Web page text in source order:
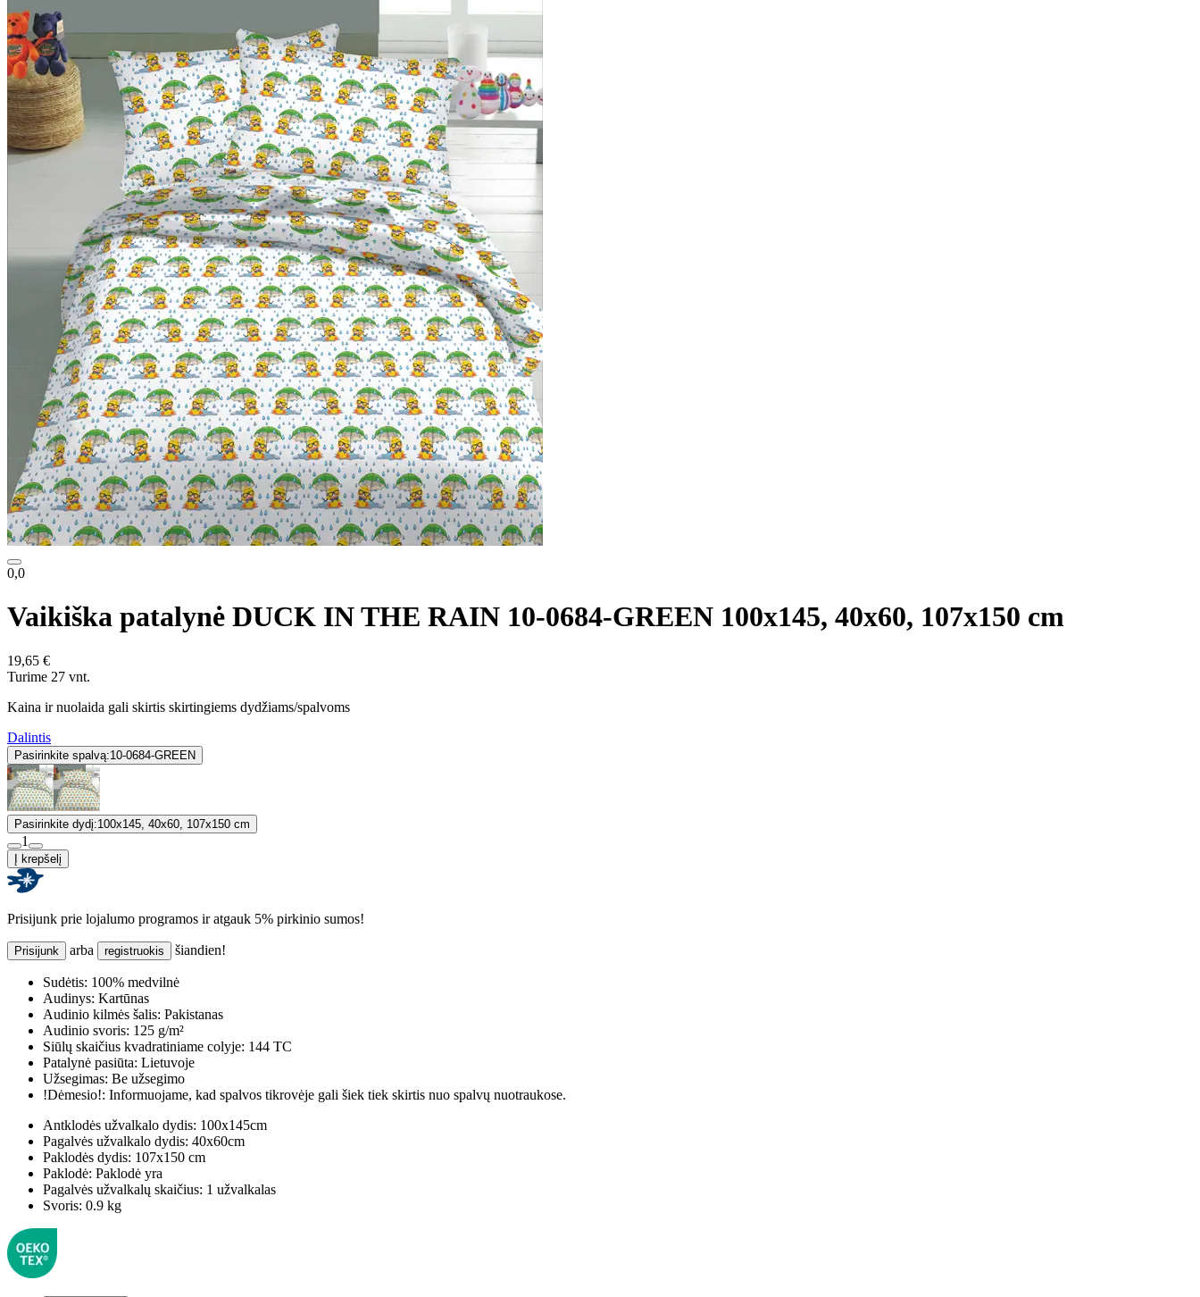
0,0
Vaikiška patalynė DUCK IN THE RAIN 10-0684-GREEN 100x145, 40x60, 107x150 cm
19,65 €
Turime 27 vnt.
Kaina ir nuolaida gali skirtis skirtingiems dydžiams/spalvoms
Dalintis
Pasirinkite spalvą:10-0684-GREEN
Pasirinkite dydį:100x145, 40x60, 107x150 cm
1
Į krepšelį
Prisijunk prie lojalumo programos ir atgauk 5% pirkinio sumos!
Prisijunk arba registruokis šiandien!
Sudėtis: 100% medvilnė
Audinys: Kartūnas
Audinio kilmės šalis: Pakistanas
Audinio svoris: 125 g/m²
Siūlų skaičius kvadratiniame colyje: 144 TC
Patalynė pasiūta: Lietuvoje
Užsegimas: Be užsegimo
!Dėmesio!: Informuojame, kad spalvos tikrovėje gali šiek tiek skirtis nuo spalvų nuotraukose.
Antklodės užvalkalo dydis: 100x145cm
Pagalvės užvalkalo dydis: 40x60cm
Paklodės dydis: 107x150 cm
Paklodė: Paklodė yra
Pagalvės užvalkalų skaičius: 1 užvalkalas
Svoris: 0.9 kg